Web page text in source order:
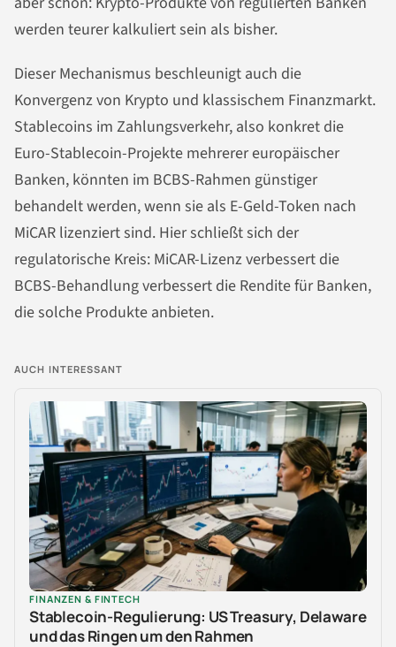
werden teurer kalkuliert sein als bisher.
Dieser Mechanismus beschleunigt auch die
Konvergenz von Krypto und klassischem Finanzmarkt.
Stablecoins im Zahlungsverkehr, also konkret die
Euro-Stablecoin-Projekte mehrerer europäischer
Banken, könnten im BCBS-Rahmen günstiger
behandelt werden, wenn sie als E-Geld-Token nach
MiCAR lizenziert sind. Hier schließt sich der
regulatorische Kreis: MiCAR-Lizenz verbessert die
BCBS-Behandlung verbessert die Rendite für Banken,
die solche Produkte anbieten.
AUCH INTERESSANT
FINANZEN & FINTECH
Stablecoin-Regulierung: US Treasury, Delaware
und das Ringen um den Rahmen